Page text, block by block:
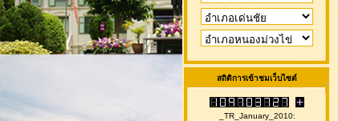
สถิติการเข้าชมเว็บไซต์
_TR_January_2010: